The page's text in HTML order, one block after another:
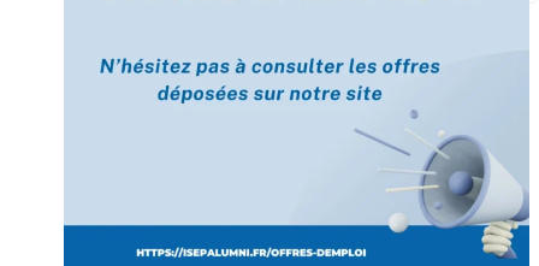
[Enquête IESF 2026] Top départ 🚀
👩‍🎓 Ingénieurs diplômés, vous avez jusqu’au 31
mai pour participer et faire entendre votre voix !
Depuis plus de 60 ans, cette enquête vise à établir
un panorama complet de la situation socio-
professionnelle des ingénieurs et scientifiques
français.
Prénom
Mot de passe